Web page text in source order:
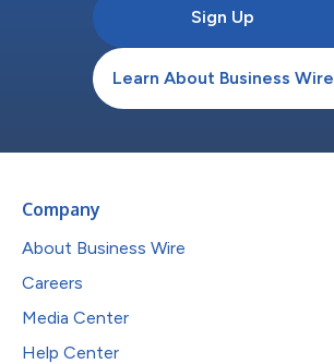
Sign Up
Learn About Business Wire
Company
About Business Wire
Careers
Media Center
Help Center